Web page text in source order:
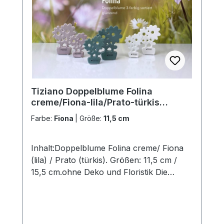
eigenen Zauber inne hat. Hinweis:Die
Maßangaben entsprechen der
Herstellerangabe von Tiziano und sind ca-
Werte. Eventuelle Besonderheiten oder
Abweichungen werden gesondert in der
Artikelbeschreibung beschrieben.
Tiziano Doppelblume Folina
creme/Fiona-lila/Prato-türkis
734162-11
Farbe: Fiona Größe: 11,5 cm
Inhalt:Doppelblume Folina creme/ Fiona
(lila) / Prato (türkis). Größen: 11,5 cm /
15,5 cm.ohne Deko und Floristik Die